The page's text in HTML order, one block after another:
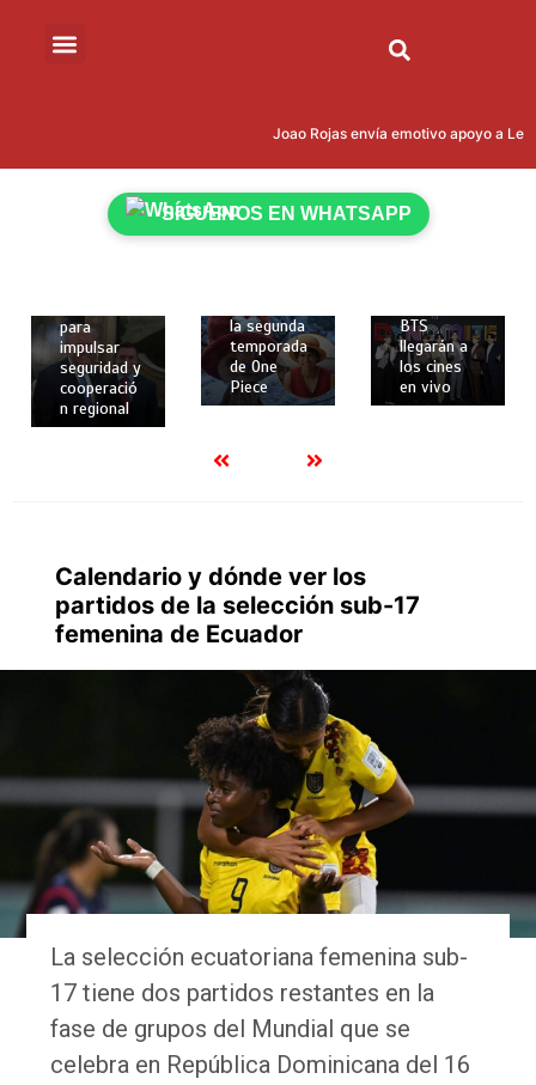
Joao Rojas envía emotivo apoyo a
SÍGUENOS EN WHATSAPP
2 mins
Donald
reúne en
Miami a 12
para
impulsar
seguridad y
cooperació
n regional
2 mins
Netflix
revela
nuevos
la segunda
temporada
de One
Piece
febrero de
2026
2 mins
Los dos
primeros
BTS
llegarán a
los cines
en vivo
Calendario y dónde ver los
partidos de la selección sub-17
femenina de Ecuador
La selección ecuatoriana femenina sub-
17 tiene dos partidos restantes en la
fase de grupos del Mundial que se
celebra en República Dominicana del 16